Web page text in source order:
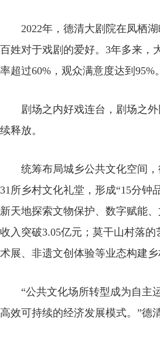
2022年，德清大剧院在凤栖湖
百姓对于戏剧的爱好。3年多来，
率超过60%，观众满意度达到95%。
剧场之内好戏连台，剧场之外
续释放。
统筹布局城乡公共文化空间，
31所乡村文化礼堂，形成“15分钟
新天地探索文物保护、数字赋能
收入突破3.05亿元；莫干山村落
术展、非遗文创体验等业态构建
“公共文化场所转型成为自主运
高效可持续的经济发展模式。”德